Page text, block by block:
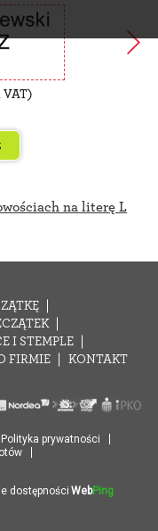
VAT)
na literę L
I STEMPLE
FIRMIE KONTAKT
Polityka prywatności
dostępności WebPing